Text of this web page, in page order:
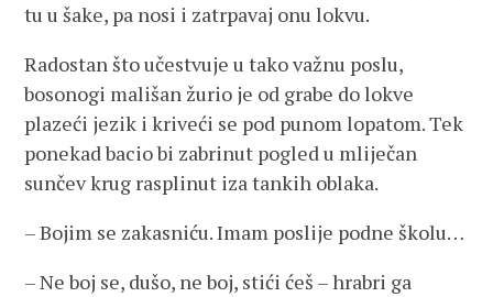
tu u šake, pa nosi i zatrpavaj onu lokvu.
Radostan što učestvuje u tako važnu poslu,
bosonogi mališan žurio je od grabe do lokve
plazeći jezik i kriveći se pod punom lopatom. Tek
ponekad bacio bi zabrinut pogled u mliječan
sunčev krug rasplinut iza tankih oblaka.
– Bojim se zakasniću. Imam poslije podne školu…
– Ne boj se, dušo, ne boj, stići ćeš – hrabri ga